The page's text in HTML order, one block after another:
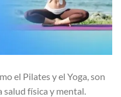
el Pilates y el Yoga, son
física y mental.